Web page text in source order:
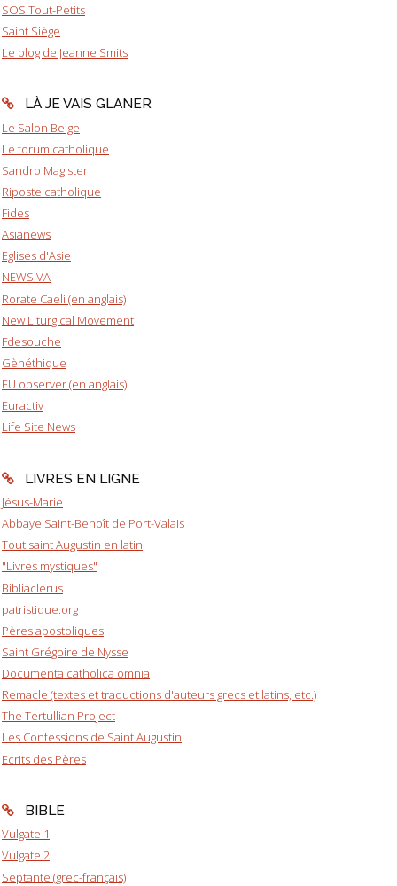
SOS Tout-Petits
Saint Siège
Le blog de Jeanne Smits
LÀ JE VAIS GLANER
Le Salon Beige
Le forum catholique
Sandro Magister
Riposte catholique
Fides
Asianews
Eglises d'Asie
NEWS.VA
Rorate Caeli (en anglais)
New Liturgical Movement
Fdesouche
Gènéthique
EU observer (en anglais)
Euractiv
Life Site News
LIVRES EN LIGNE
Jésus-Marie
Abbaye Saint-Benoît de Port-Valais
Tout saint Augustin en latin
"Livres mystiques"
Bibliaclerus
patristique.org
Pères apostoliques
Saint Grégoire de Nysse
Documenta catholica omnia
Remacle (textes et traductions d'auteurs grecs et latins, etc.)
The Tertullian Project
Les Confessions de Saint Augustin
Ecrits des Pères
BIBLE
Vulgate 1
Vulgate 2
Septante (grec-français)